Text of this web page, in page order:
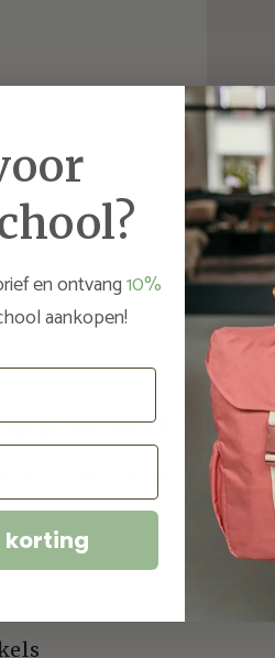
je in voor onze
updates over nieuwe
E‑mail
en ontvang10%
aankopen!
korting